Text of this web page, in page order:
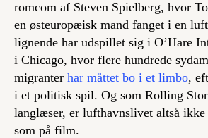
romcom af Steven Spielberg, hvor
en østeuropæisk mand fanget i en
lignende har udspillet sig i O’Hare
i Chicago, hvor flere hundrede
migranter har måttet bo i et limbo,
i et politisk spil. Og som Rolling
langlæser, er lufthavnslivet altså
som på film.